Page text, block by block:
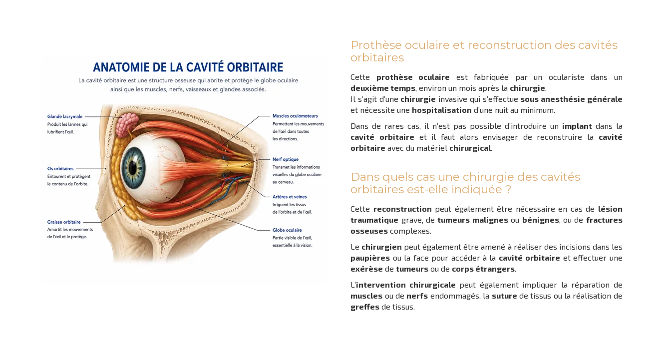
Prothèse oculaire et reconstruction des cavités
orbitaires
Cette prothèse oculaire est fabriquée par un oculariste dans un
deuxième temps, environ un mois après la chirurgie.
Il s’agit d’une chirurgie invasive qui s’effectue sous anesthésie générale
et nécessite une hospitalisation d’une nuit au minimum.
Dans de rares cas, il n’est pas possible d’introduire un implantdans la
cavité
orbitaire et il faut alors envisager de reconstruire la cavité
orbitaire avec du matériel chirurgical.
Dans quels cas une chirurgie des cavités
orbitaires est-elle indiquée ?
Cette reconstruction peut également être nécessaire en cas de lésion
traumatique grave, detumeurs malignesou bénignes, ou de fractures
osseuses complexes.
Le chirurgien peut également être amené à réaliser des incisions dans les
paupières ou la face pour accéder à la cavité orbitaire et effectuer une
exérèse detumeurs ou de corps étrangers.
L’intervention chirurgicale peut également impliquer la réparation de
muscles ou de nerfs endommagés, la suture de tissus ou la réalisation de
greffes de tissus.